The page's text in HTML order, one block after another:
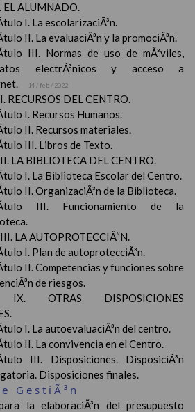
EL ALUMNADO.
I. La escolarizaciÃ³n.
II. La evaluaciÃ³n y la promociÃ³n.
III. Normas de uso de mÃ³viles,
electrÃ³nicos y acceso a
14 / feb / 2022
RECURSOS DEL CENTRO.
I. Recursos Humanos.
II. Recursos materiales.
III. Libros de Texto.
LA BIBLIOTECA DEL CENTRO.
I. La Biblioteca Escolar del Centro.
II. OrganizaciÃ³n de la Biblioteca.
III. Funcionamiento de la
LA AUTOPROTECCIÃ“N.
I. Plan de autoprotecciÃ³n.
II. Competencias y funciones sobre
de riesgos.
IX. OTRAS DISPOSICIONES
I. La autoevaluaciÃ³n del centro.
II. La convivencia en el Centro.
III. Disposiciones. DisposiciÃ³n
Disposiciones finales.
GestiÃ³n
la elaboraciÃ³n del presupuesto